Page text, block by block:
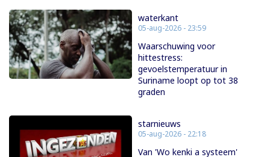
waterkant
05-aug-2026 - 23:59
Waarschuwing voor
hittestress:
gevoelstemperatuur in
Suriname loopt op tot 38
graden
starnieuws
05-aug-2026 - 22:18
Van 'Wo kenki a systeem'